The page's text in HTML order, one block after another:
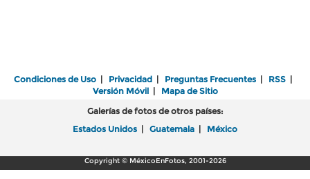
Condiciones de Uso | Privacidad | Preguntas Frecuentes | RSS |
Versión Móvil| Mapa de Sitio
Galerías de fotos de otros países:
Estados Unidos | Guatemala | México
Copyright © MéxicoEnFotos, 2001-2026